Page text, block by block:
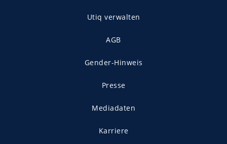
Utiq verwalten
AGB
Gender-Hinweis
Presse
Mediadaten
Karriere